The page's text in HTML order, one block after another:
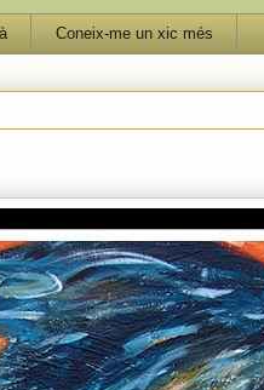
Coneix-me un xic més